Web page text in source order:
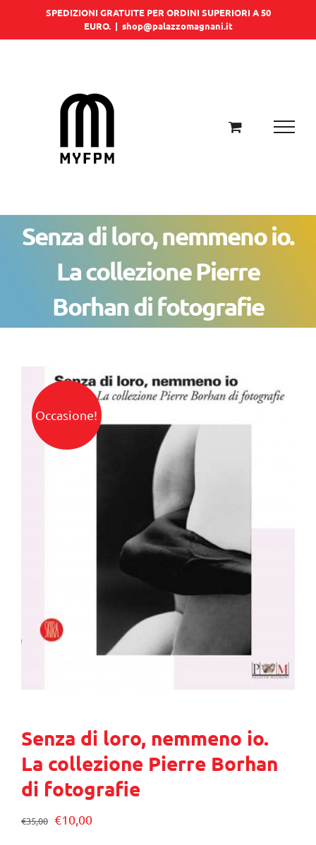
SPEDIZIONI GRATUITE PER ORDINI SUPERIORI A 50
EURO. | shop@palazzomagnani.it
Senza di loro, nemmeno io.
La collezione Pierre
Borhan di fotografie
Occasione!
Senza di loro, nemmeno io.
La collezione Pierre Borhan
di fotografie
€35,00 Il
€10,00Il